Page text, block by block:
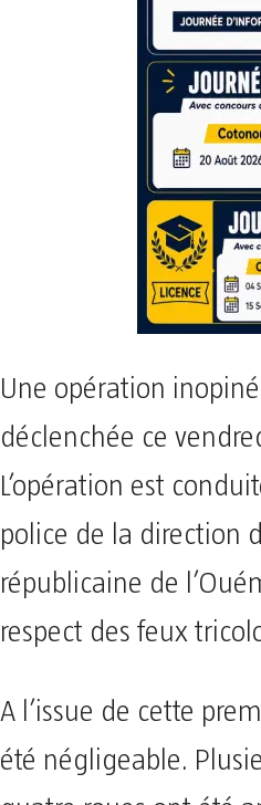
Une opération
déclenchée ce
L’opération est
police de la direction
républicaine de
respect des feux
A l’issue de cette
été négligeable.